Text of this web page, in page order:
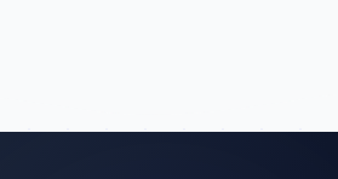
lý AI của TuDienWiki. Hãy hỏi tôi bất kỳ điều gì